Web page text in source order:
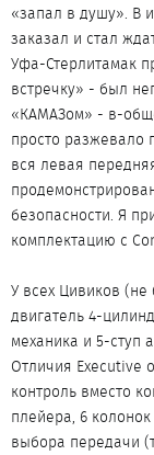
«запал в душу». В
заказал и стал
Уфа-Стерлитамак
встречку» - был
«КАМАЗом» - в-
просто разжевало
вся левая
безопасности. Я
комплектацию с
У всех Цивиков
двигатель 4-
механика и 5-ступ
Отличия Executive
контроль вместо
плейера, 6
выбора передачи